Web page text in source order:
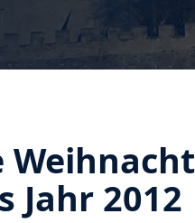
Jahr 2012